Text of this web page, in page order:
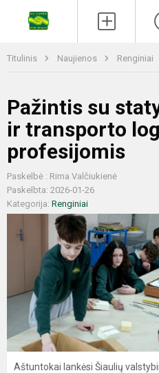
Titulinis Naujienos Renginiai
Pažintis su
ir transporto
profesijomis
Paskelbė : Rima Valčiukienė
Paskelbta: 2026-01-26
Kategorija: Renginiai
Aštuntokai lankėsi Šiaulių